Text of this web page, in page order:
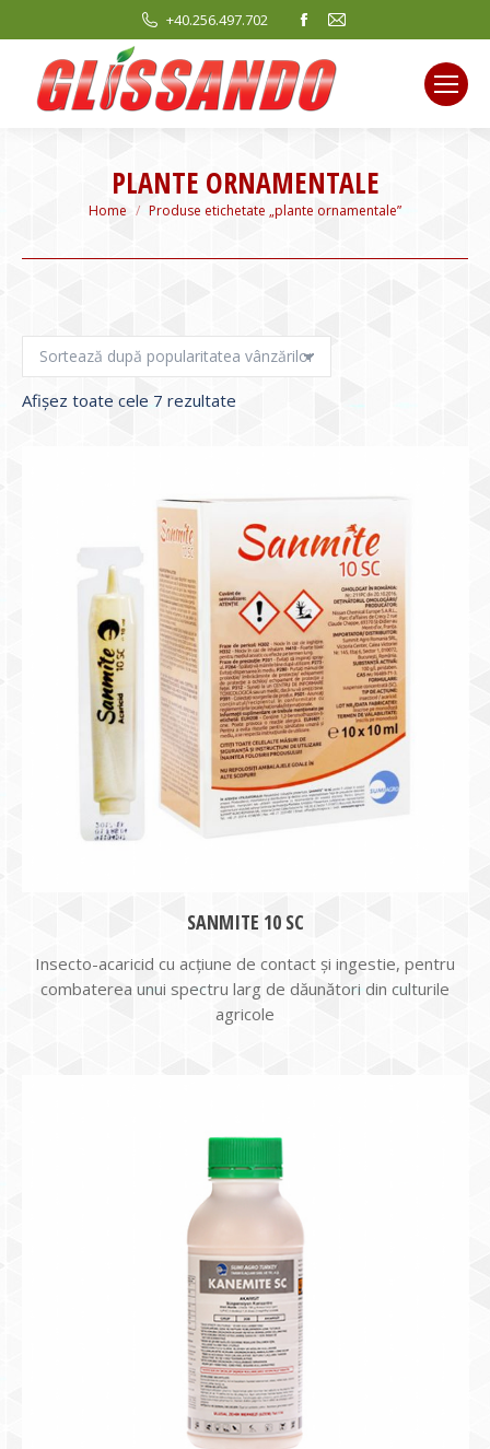
+40.256.497.702
Facebook
opens
in
new
Mail
new
PLANTE ORNAMENTALE
You are here:
Home Produse etichetate „plante ornamentale”
Afișez toate cele 7 rezultate
SANMITE 10 SC
Insecto-acaricid cu acţiune de contact şi ingestie, pentru
combaterea unui spectru larg de dăunători din culturile
agricole